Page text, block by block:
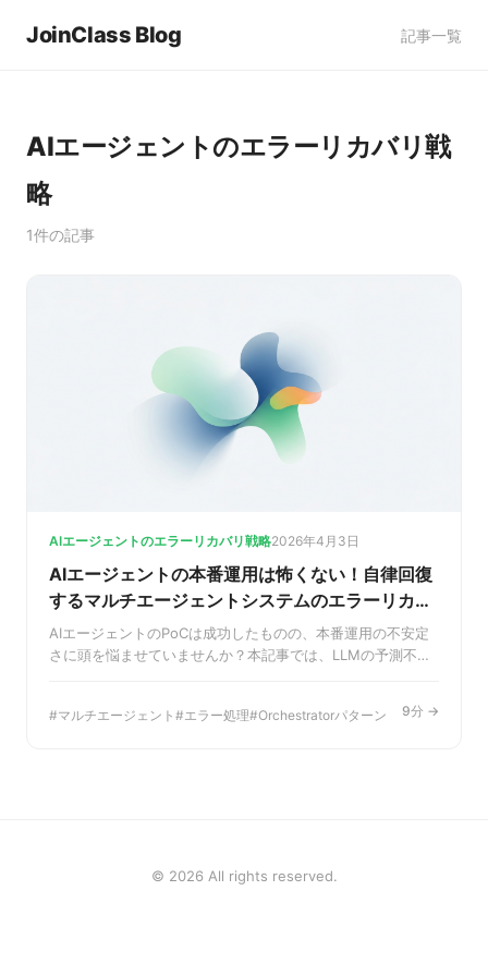
JoinClass Blog 記事一覧
AIエージェントのエラーリカバリ戦
略
1件の記事
AIエージェントのエラーリカバリ戦略2026年4月3日
AIエージェントの本番運用は怖くない！自律回復
するマルチエージェントシステムのエラーリカバ
リ戦略
AIエージェントのPoCは成功したものの、本番運用の不安定
さに頭を悩ませていませんか？本記事では、LLMの予測不可
Orchestratorパターンを活用し、自律的にエラーから回復す
マルチエージェント エラー処理 Orchestratorパターン 9分 →
© 2026 All rights reserved.